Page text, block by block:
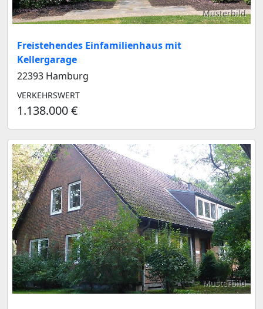
Musterbild
Freistehendes Einfamilienhaus mit
Kellergarage
22393 Hamburg
VERKEHRSWERT
1.138.000 €
Musterbild